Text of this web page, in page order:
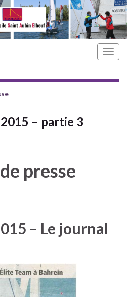
– partie 3
presse
– Le journal